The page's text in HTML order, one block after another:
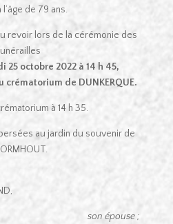
de 79 ans.
revoir lors de la cérémonie des
25 octobre 2022 à 14 h 45,
de DUNKERQUE.
à 14 h 35.
au jardin du souvenir de
son épouse ;